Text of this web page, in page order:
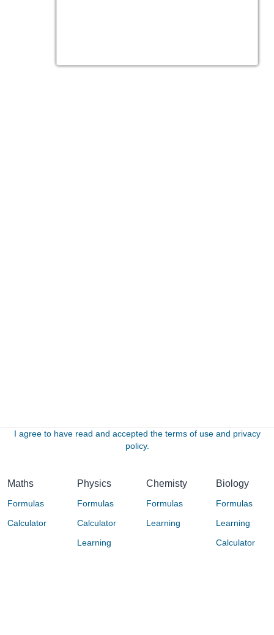
I agree to have read and accepted the terms of use and privacy
policy.
Maths
Formulas
Calculator
Physics
Formulas
Calculator
Learning
Chemisty
Formulas
Learning
Biology
Formulas
Learning
Calculator